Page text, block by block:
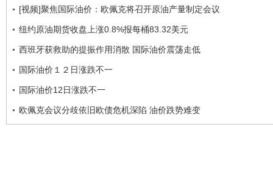
[视频]聚焦国际油价：欧佩克将召开原油产量制定会议
纽约原油期货收盘上涨0.8%报每桶83.32美元
西班牙获救助的提振作用消散 国际油价震荡走低
国际油价１２日涨跌不一
国际油价12日涨跌不一
欧佩克会议分歧依旧欧债危机深陷 油价跌势难变